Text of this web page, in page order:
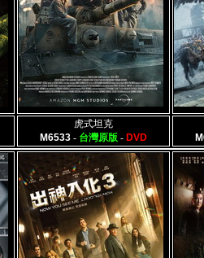
虎式坦克
M6533 - 台灣原版 - DVD